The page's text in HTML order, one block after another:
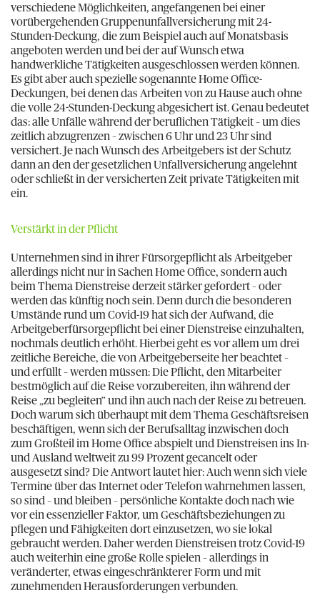
verschiedene Möglichkeiten, angefangenen bei einer
vorübergehenden Gruppenunfallversicherung mit 24-
Stunden-Deckung, die zum Beispiel auch auf Monatsbasis
angeboten werden und bei der auf Wunsch etwa
handwerkliche Tätigkeiten ausgeschlossen werden können.
Es gibt aber auch spezielle sogenannte Home Office-
Deckungen, bei denen das Arbeiten von zu Hause auch ohne
die volle 24-Stunden-Deckung abgesichert ist. Genau bedeutet
das: alle Unfälle während der beruflichen Tätigkeit – um dies
zeitlich abzugrenzen – zwischen 6 Uhr und 23 Uhr sind
versichert. Je nach Wunsch des Arbeitgebers ist der Schutz
dann an den der gesetzlichen Unfallversicherung angelehnt
oder schließt in der versicherten Zeit private Tätigkeiten mit
ein.
Verstärkt in der Pflicht
Unternehmen sind in ihrer Fürsorgepflicht als Arbeitgeber
allerdings nicht nur in Sachen Home Office, sondern auch
beim Thema Dienstreise derzeit stärker gefordert – oder
werden das künftig noch sein. Denn durch die besonderen
Umstände rund um Covid-19 hat sich der Aufwand, die
Arbeitgeberfürsorgepflicht bei einer Dienstreise einzuhalten,
nochmals deutlich erhöht. Hierbei geht es vor allem um drei
zeitliche Bereiche, die von Arbeitgeberseite her beachtet –
und erfüllt – werden müssen: Die Pflicht, den Mitarbeiter
bestmöglich auf die Reise vorzubereiten, ihn während der
Reise „zu begleiten“ und ihn auch nach der Reise zu betreuen.
Doch warum sich überhaupt mit dem Thema Geschäftsreisen
beschäftigen, wenn sich der Berufsalltag inzwischen doch
zum Großteil im Home Office abspielt und Dienstreisen ins In-
und Ausland weltweit zu 99 Prozent gecancelt oder
ausgesetzt sind? Die Antwort lautet hier: Auch wenn sich viele
Termine über das Internet oder Telefon wahrnehmen lassen,
so sind – und bleiben – persönliche Kontakte doch nach wie
vor ein essenzieller Faktor, um Geschäftsbeziehungen zu
pflegen und Fähigkeiten dort einzusetzen, wo sie lokal
gebraucht werden. Daher werden Dienstreisen trotz Covid-19
auch weiterhin eine große Rolle spielen – allerdings in
veränderter, etwas eingeschränkterer Form und mit
zunehmenden Herausforderungen verbunden.